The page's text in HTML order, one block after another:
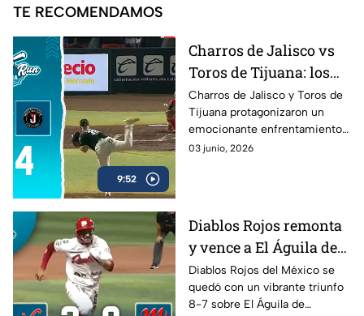
TE RECOMENDAMOS
9:52
Charros de Jalisco vs
Toros de Tijuana: los
mejores momentos del
duelo en Home Run
Azteca
Charros de Jalisco y Toros de
Tijuana protagonizaron un
emocionante enfrentamiento
en la Liga Mexicana de Beisbol.
Home Run Azteca.
03 junio, 2026
Diablos Rojos remonta
y vence a El Águila de
Veracruz en cierre
cardíaco
Diablos Rojos del México se
quedó con un vibrante triunfo
8-7 sobre El Águila de